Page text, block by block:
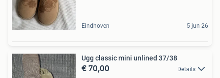
Eindhoven 5 jun 26
Ugg classic mini unlined 37/38
€ 70,00 Details